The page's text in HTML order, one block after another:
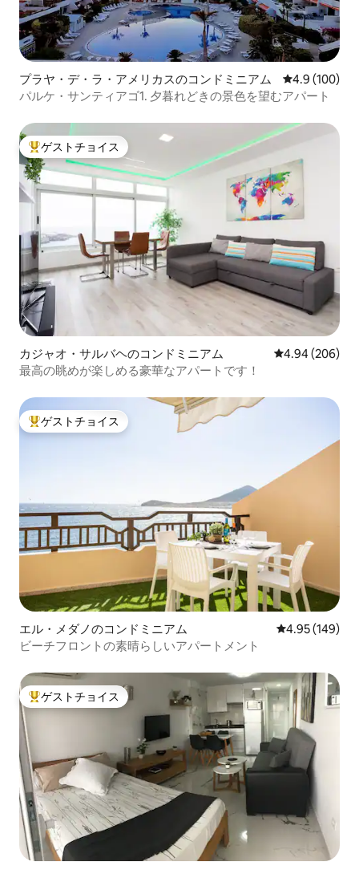
プラヤ・デ・ラ・アメリカスのコンドミニアム レビュー100
4.9 (100)
パルケ・サンティアゴ1. 夕暮れどきの景色を望むアパート
大好評のゲストチョイスです。
ゲストチョイス
カジャオ・サルバヘのコンドミニアム レビュー206
4.94 (206)
最高の眺めが楽しめる豪華なアパートです！
大好評のゲストチョイスです。
ゲストチョイス
エル・メダノのコンドミニアム レビュー149
4.95 (149)
ビーチフロントの素晴らしいアパートメント
大好評のゲストチョイスです。
ゲストチョイス